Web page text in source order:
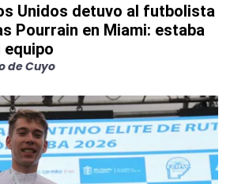
Unidos detuvo al futbolista
Pourrain en Miami: estaba
equipo
de Cuyo